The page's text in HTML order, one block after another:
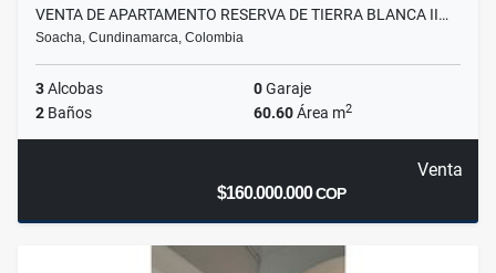
VENTA DE APARTAMENTO RESERVA DE TIERRA BLANCA II…
Soacha, Cundinamarca, Colombia
3Alcobas 0Garaje
2 Baños 60.60Área m2
Venta
$160.000.000COP